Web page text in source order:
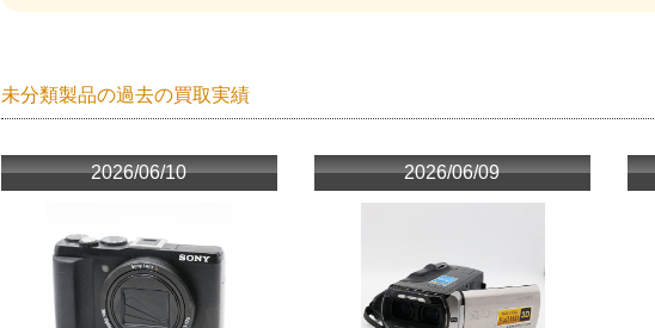
未分類製品の過去の買取実績
2026/06/10 2026/06/09